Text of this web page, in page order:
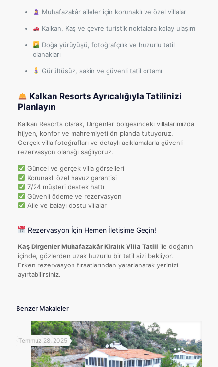
Muhafazakâr aileler için korunaklı ve özel villalar
Kalkan, Kaş ve çevre turistik noktalara kolay ulaşım
Doğa yürüyüşü, fotoğrafçılık ve huzurlu tatil
olanakları
Gürültüsüz, sakin ve güvenli tatil ortamı
Kalkan Resorts Ayrıcalığıyla Tatilinizi
Planlayın
Kalkan Resorts olarak, Dirgenler bölgesindeki villalarımızda
hijyen, konfor ve mahremiyeti ön planda tutuyoruz.
Gerçek villa fotoğrafları ve detaylı açıklamalarla güvenli
rezervasyon olanağı sağlıyoruz.
Güncel ve gerçek villa görselleri
Korunaklı özel havuz garantisi
7/24 müşteri destek hattı
Güvenli ödeme ve rezervasyon
Aile ve balayı dostu villalar
Rezervasyon İçin Hemen İletişime Geçin!
Kaş Dirgenler Muhafazakâr Kiralık Villa Tatili ile doğanın
içinde, gözlerden uzak huzurlu bir tatil sizi bekliyor.
Erken rezervasyon fırsatlarından yararlanarak yerinizi
ayırtabilirsiniz.
Benzer Makaleler
Temmuz 28, 2025